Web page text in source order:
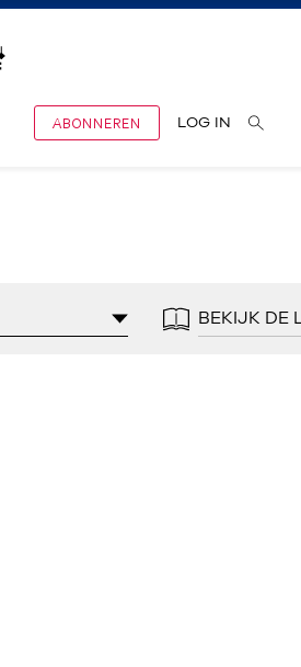
ABONNEREN LOG IN
BEKIJK DE